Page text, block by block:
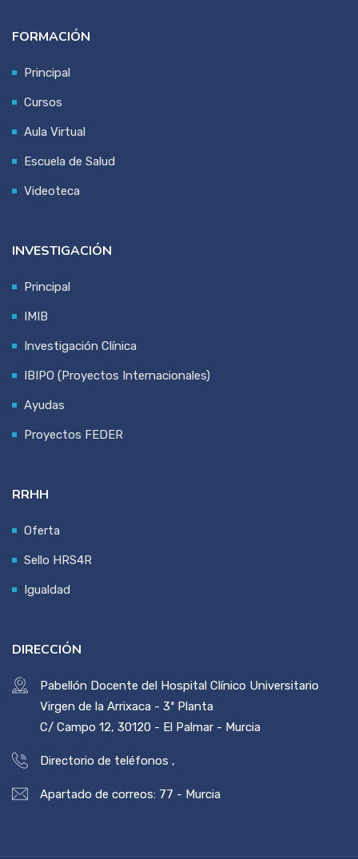
FORMACIÓN
Principal
Cursos
Aula Virtual
Escuela de Salud
Videoteca
INVESTIGACIÓN
Principal
IMIB
Investigación Clínica
IBIPO (Proyectos Internacionales)
Ayudas
Proyectos FEDER
RRHH
Oferta
Sello HRS4R
Igualdad
DIRECCIÓN
Pabellón Docente del Hospital Clínico Universitario
Virgen de la Arrixaca - 3ª Planta
C/ Campo 12, 30120 - El Palmar - Murcia
Directorio de teléfonos ,
Apartado de correos: 77 - Murcia